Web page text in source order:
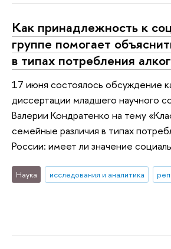
Как принадлежность к
группе помогает
в типах потребления
17 июня состоялось обсуждение
диссертации младшего научного
Валерии Кондратенко на тему
семейные различия в типах
России: имеет ли значение
Наука исследования и аналитика